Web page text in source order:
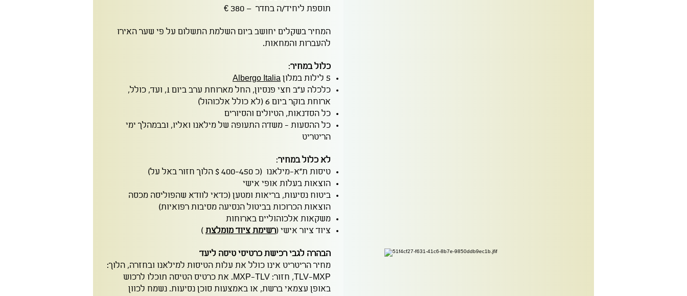
תוספת ליחיד/ה בחדר – 380 €
המחיר בשקלים יחושב ביום השלמת התשלום על פי שער האירו
להעברות והמחאות.
כלול במחיר:
5 לילות במלון
Albergo Italia
כלכלה ע"ב חצי פנסיון, החל מארוחת ערב ביום 1, ועד, כולל,
ארוחת בוקר ביום 6 (לא כולל אלכוהול)
כל הסדנאות, הטיולים והסיורים
כל ההסעות - משדה התעופה של מילאנו ואליו, ובבמהלך ימי
הריטריט
לא כלול במחיר:
טיסות ת"א-מילאנו (כ 400-450 $ הלוך חזור באל על)
הוצאות בעלות אופי אישי
ביטוח נסיעות, בריאות ומטען (כדאי לוודא שהפוליסה מכסה
הוצאות הכרוכות בביטול הנסיעה מסיבות רפואיות)
משקאות אלכוהוליים בארוחות
ציוד ציור אישי (רשימת ציוד מומלצת )
הבהרה לגבי רכישת כרטיסי טיסה ליעד
מחיר הריטריט אינו כולל את עלות הטיסות למילאנו ובחזרה, הלוך:
TLV-MXP, חזור: MXP-TLV.
את כרטיס הטיסה תוכלו לרכוש
באופן עצמאי ברשת, או באמצעות סוכן נסיעות. נשמח לכוון